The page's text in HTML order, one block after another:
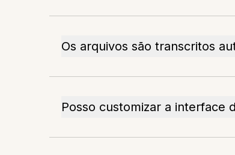
Os arquivos são transcritos
Posso customizar a interface